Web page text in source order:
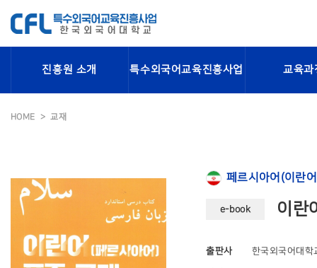
진흥원 소개 특수외국어교육진흥사업 교육과
HOME 교재
페르시아어(이란
e-book 이란
출판사 한국외국어대학